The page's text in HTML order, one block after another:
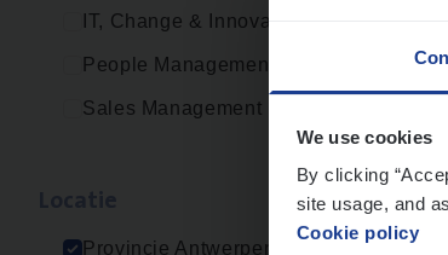
We use cookies
By clicking
site usage, and
Cookie policy
IT, Change & Innovation
People Management
Sales Management
Provincie Antwerpen